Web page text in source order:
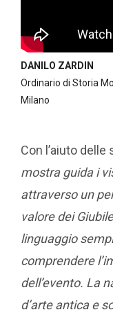
DANILO ZARDIN
Ordinario di Storia
Milano
Con l’aiuto
mostra guida i
attraverso un
valore dei
linguaggio
comprendere
dell’evento. La
d’arte antica e